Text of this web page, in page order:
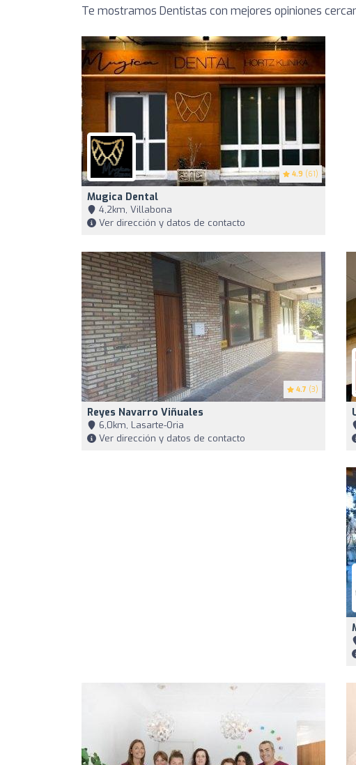
Te mostramos Dentistas con mejores opiniones
4.9 (61)
Mugica Dental
4,2km, Villabona
Ver dirección y datos de contacto
4.7 (3)
Reyes Navarro Viñuales
6,0km, Lasarte-Oria
Ver dirección y datos de contacto